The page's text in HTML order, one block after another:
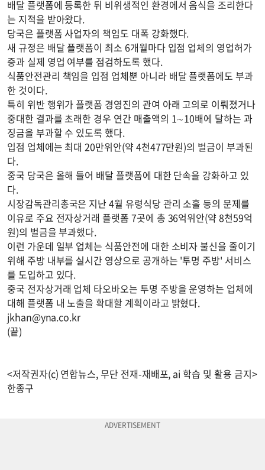
배달 플랫폼에 등록한 뒤 비위생적인 환경에서 음식을 조리한다
는 지적을 받아왔다.
당국은 플랫폼 사업자의 책임도 대폭 강화했다.
새 규정은 배달 플랫폼이 최소 6개월마다 입점 업체의 영업허가
증과 실제 영업 여부를 점검하도록 했다.
식품안전관리 책임을 입점 업체뿐 아니라 배달 플랫폼에도 부과
한 것이다.
특히 위반 행위가 플랫폼 경영진의 관여 아래 고의로 이뤄졌거나
중대한 결과를 초래한 경우 연간 매출액의 1∼10배에 달하는 과
징금을 부과할 수 있도록 했다.
입점 업체에는 최대 20만위안(약 4천477만원)의 벌금이 부과된
다.
중국 당국은 올해 들어 배달 플랫폼에 대한 단속을 강화하고 있
다.
시장감독관리총국은 지난 4월 유령식당 관리 소홀 등의 문제를
이유로 주요 전자상거래 플랫폼 7곳에 총 36억위안(약 8천59억
원)의 벌금을 부과했다.
이런 가운데 일부 업체는 식품안전에 대한 소비자 불신을 줄이기
위해 주방 내부를 실시간 영상으로 공개하는 '투명 주방' 서비스
를 도입하고 있다.
중국 전자상거래 업체 타오바오는 투명 주방을 운영하는 업체에
대해 플랫폼 내 노출을 확대할 계획이라고 밝혔다.
jkhan@yna.co.kr
(끝)
<저작권자(c) 연합뉴스, 무단 전재-재배포, ai 학습 및 활용 금지>
한종구